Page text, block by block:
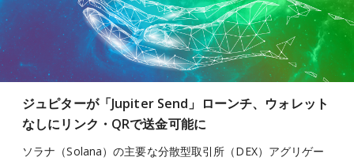
ジュピターが「Jupiter Send」ローンチ、ウォレット
なしにリンク・QRで送金可能に
ソラナ（Solana）の主要な分散型取引所（DEX）アグリゲー